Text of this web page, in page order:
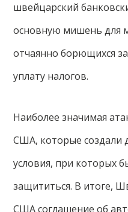
швейцарский
основную мишень для
отчаянно борющихся
уплату налогов.
Наиболее значимая
США, которые создали
условия, при которых
защититься. В итоге,
США соглашение об